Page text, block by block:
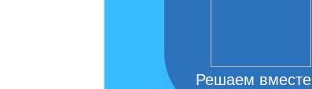
Решаем вместе